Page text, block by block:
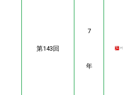
第143回
7
年